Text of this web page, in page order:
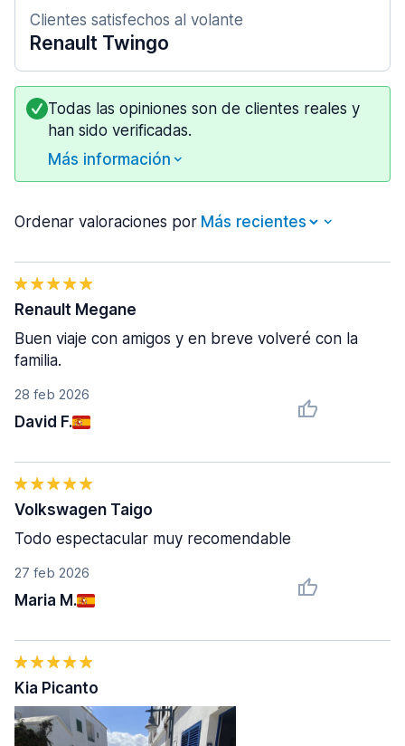
Clientes satisfechos al volante
Renault Twingo
Todas las opiniones son de clientes reales y
han sido verificadas.
Más información
Ordenar valoraciones por
28 feb 2026
David F.
Renault Megane
Buen viaje con amigos y en breve volveré con la
familia.
27 feb 2026
Maria M.
Volkswagen Taigo
Todo espectacular muy recomendable
Kia Picanto